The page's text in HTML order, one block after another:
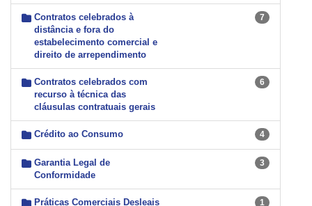
Contratos celebrados à
distância e fora do
estabelecimento comercial e
direito de arrependimento
7
Contratos celebrados com
recurso à técnica das
cláusulas contratuais gerais
6
Crédito ao Consumo 4
Garantia Legal de
Conformidade
3
Práticas Comerciais Desleais 1